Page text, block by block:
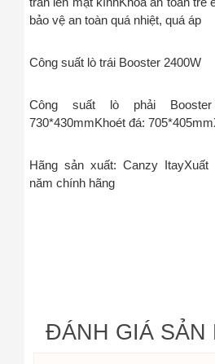
bảo vệ an toàn quá nhiệt, quá áp
Công suất lò trái Booster 2400W
Công suất lò phải Booster
730*430mmKhoét đá: 705*405mm
Hãng sản xuất: Canzy ItayXuất
năm chính hãng
ĐÁNH GIÁ SẢN